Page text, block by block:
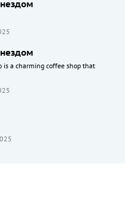
is a charming coffee shop that